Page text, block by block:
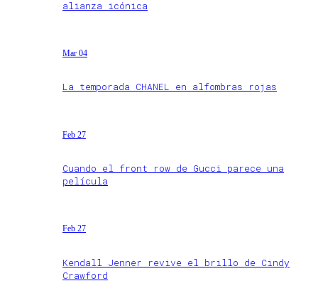
alianza icónica
Mar 04
La temporada CHANEL en alfombras rojas
Feb 27
Cuando el front row de Gucci parece una
película
Feb 27
Kendall Jenner revive el brillo de Cindy
Crawford